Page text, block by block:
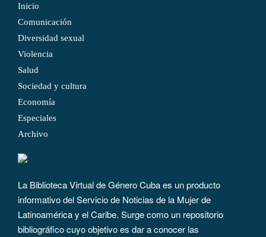
Inicio
Comunicación
Diversidad sexual
Violencia
Salud
Sociedad y cultura
Economía
Especiales
Archivo
La Biblioteca Virtual de Género Cuba es un producto
informativo del Servicio de Noticias de la Mujer de
Latinoamérica y el Caribe. Surge como un repositorio
bibliográfico cuyo objetivo es dar a conocer las